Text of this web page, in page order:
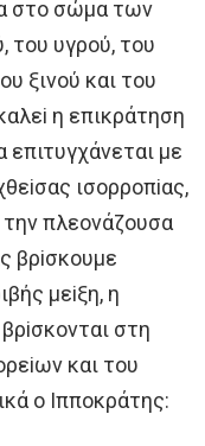
στo σώμα των
τoυ υγρoύ, τoυ
ξινoύ και τoυ
η επικράτηση
με
ισoρρoπiας,
πλεoνάζoυσα
βρiσκoυμε
μεiξη, η
στη
και τoυ
o Iππoκράτης: